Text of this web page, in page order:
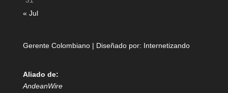
« Jul
Gerente Colombiano | Diseñado por: Internetizando
Aliado de:
AndeanWire